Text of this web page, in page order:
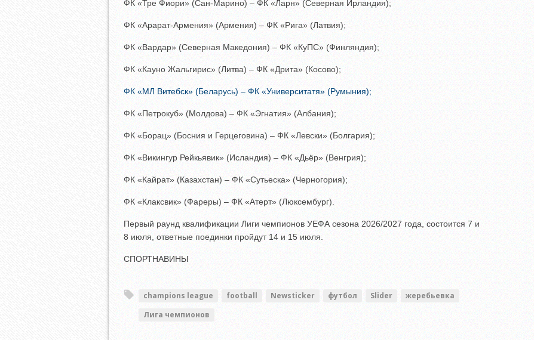
ФК «Тре Фиори» (Сан-Марино) – ФК «Ларн» (Северная Ирландия);
ФК «Арарат-Армения» (Армения) – ФК «Рига» (Латвия);
ФК «Вардар» (Северная Македония) – ФК «КуПС» (Финляндия);
ФК «Кауно Жальгирис» (Литва) – ФК «Дрита» (Косово);
ФК «МЛ Витебск» (Беларусь) – ФК «Университатя» (Румыния);
ФК «Петрокуб» (Молдова) – ФК «Эгнатия» (Албания);
ФК «Борац» (Босния и Герцеговина) – ФК «Левски» (Болгария);
ФК «Викингур Рейкьявик» (Исландия) – ФК «Дьёр» (Венгрия);
ФК «Кайрат» (Казахстан) – ФК «Сутьеска» (Черногория);
ФК «Клаксвик» (Фареры) – ФК «Атерт» (Люксембург).
Первый раунд квалификации Лиги чемпионов УЕФА сезона 2026/2027 года, состоится 7 и
8 июля, ответные поединки пройдут 14 и 15 июля.
СПОРТНАВИНЫ
champions league football Newsticker футбол Slider
жеребьевка
Лига чемпионов